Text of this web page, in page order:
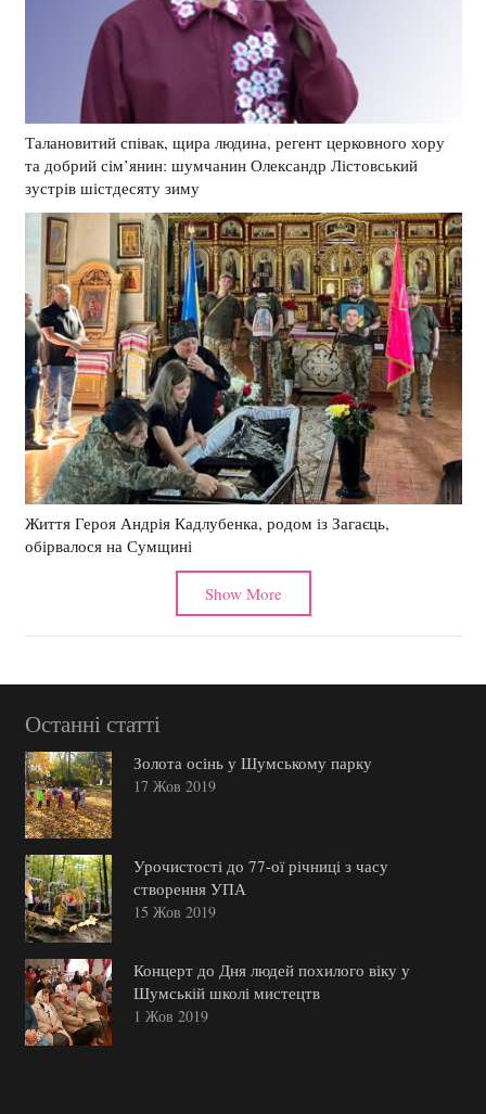
Талановитий співак, щира людина, регент церковного хору
та добрий сім’янин: шумчанин Олександр Лістовський
зустрів шістдесяту зиму
Життя Героя Андрія Кадлубенка, родом із Загаєць,
обірвалося на Сумщині
Show More
Останні статті
Золота осінь у Шумському парку
17 Жов 2019
Урочистості до 77-ої річниці з часу
створення УПА
15 Жов 2019
Концерт до Дня людей похилого віку у
Шумській школі мистецтв
1 Жов 2019